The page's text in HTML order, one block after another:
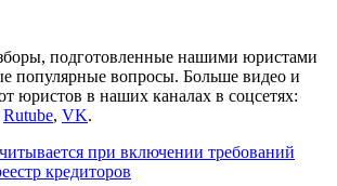
подготовленные нашими юристами
популярные вопросы. Больше видео и
юристов в наших каналах в соцсетях:
Rutube, VK.
при включении требований
кредиторов